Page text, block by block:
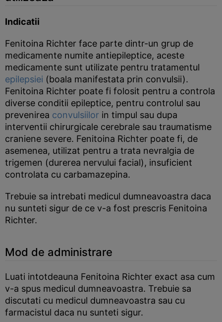
Indicatii
Fenitoina Richter face parte dintr-un grup de
medicamente numite antiepileptice, aceste
medicamente sunt utilizate pentru tratamentul
epilepsiei (boala manifestata prin convulsii).
Fenitoina Richter poate fi folosit pentru a controla
diverse conditii epileptice, pentru controlul sau
prevenirea convulsiilor in timpul sau dupa
interventii chirurgicale cerebrale sau traumatisme
craniene severe. Fenitoina Richter poate fi, de
asemenea, utilizat pentru a trata nevralgia de
trigemen (durerea nervului facial), insuficient
controlata cu carbamazepina.
Trebuie sa intrebati medicul dumneavoastra daca
nu sunteti sigur de ce v-a fost prescris Fenitoina
Richter.
Mod de administrare
Luati intotdeauna Fenitoina Richter exact asa cum
v-a spus medicul dumneavoastra. Trebuie sa
discutati cu medicul dumneavoastra sau cu
farmacistul daca nu sunteti sigur.